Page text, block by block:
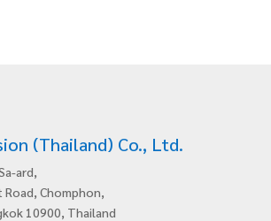
(Thailand) Co., Ltd.
ard,
Chomphon,
10900, Thailand